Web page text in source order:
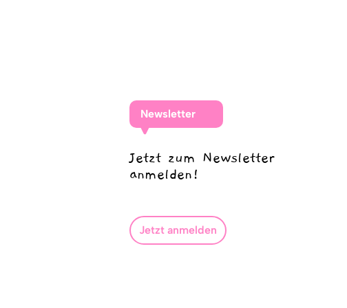
Newsletter
Jetzt zum Newsletter
anmelden!
Jetzt anmelden